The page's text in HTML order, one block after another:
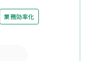
業務効率化